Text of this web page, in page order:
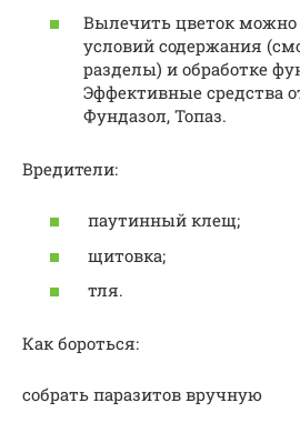
Вылечить цветок можно
условий содержания
разделы) и обработке
Эффективные средства
Фундазол, Топаз.
Вредители:
паутинный клещ;
щитовка;
тля.
Как бороться:
собрать паразитов вручную